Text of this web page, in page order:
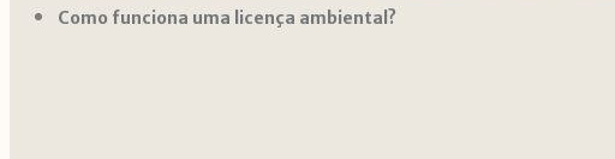
Como funciona uma licença ambiental?